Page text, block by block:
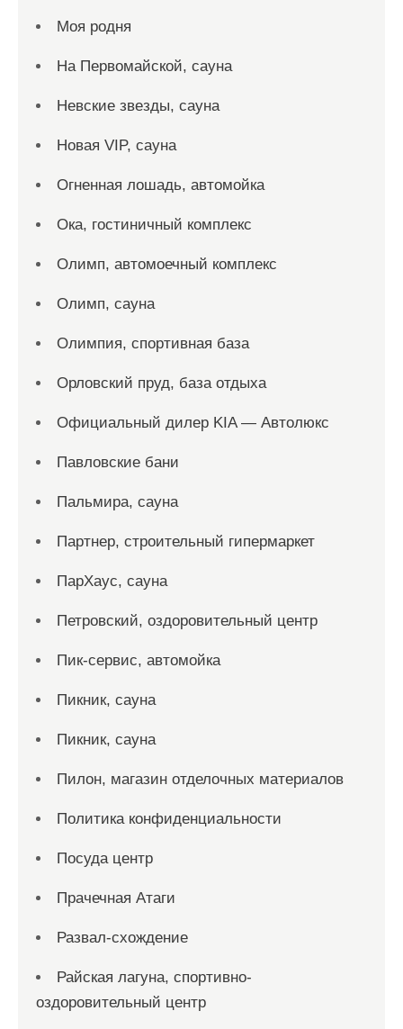
Моя родня
На Первомайской, сауна
Невские звезды, сауна
Новая VIP, сауна
Огненная лошадь, автомойка
Ока, гостиничный комплекс
Олимп, автомоечный комплекс
Олимп, сауна
Олимпия, спортивная база
Орловский пруд, база отдыха
Официальный дилер KIA — Автолюкс
Павловские бани
Пальмира, сауна
Партнер, строительный гипермаркет
ПарХаус, сауна
Петровский, оздоровительный центр
Пик-сервис, автомойка
Пикник, сауна
Пикник, сауна
Пилон, магазин отделочных материалов
Политика конфиденциальности
Посуда центр
Прачечная Атаги
Развал-схождение
Райская лагуна, спортивно-
оздоровительный центр